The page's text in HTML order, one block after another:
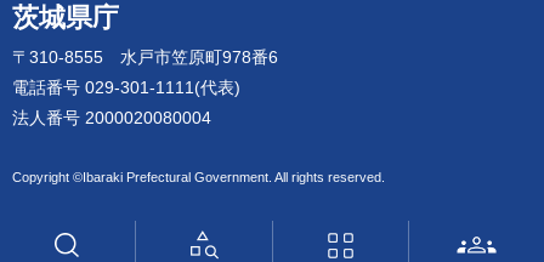
茨城県庁
〒310-8555 水戸市笠原町978番6
電話番号 029-301-1111(代表)
法人番号 2000020080004
Copyright ©Ibaraki Prefectural Government. All rights reserved.